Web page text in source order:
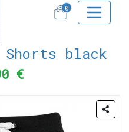
0
Shorts black
€